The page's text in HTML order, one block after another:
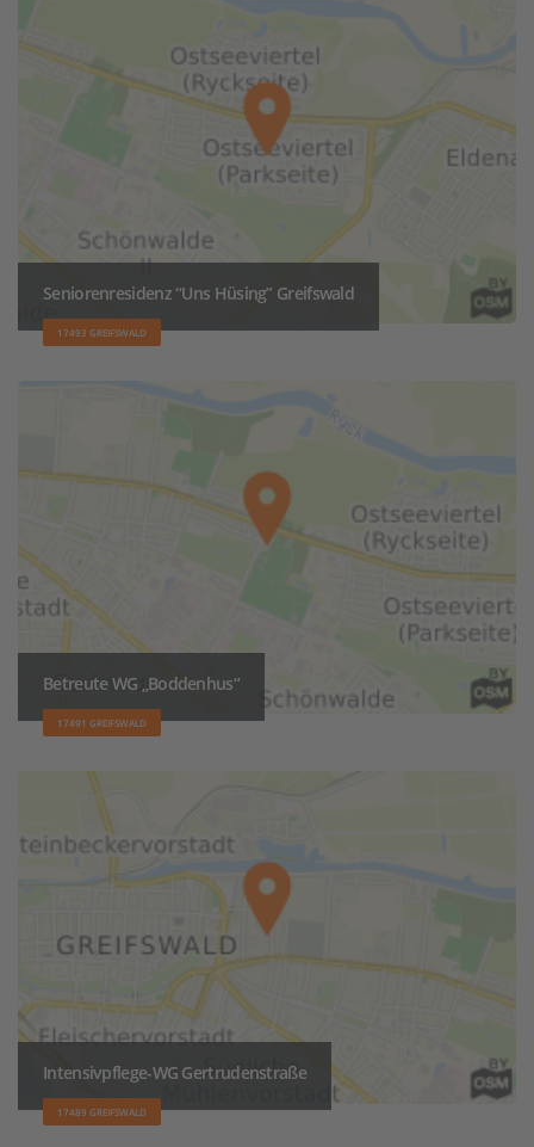
Seniorenresidenz “Uns Hüsing” Greifswald
17493 GREIFSWALD
Betreute WG „Boddenhus“
17491 GREIFSWALD
Intensivpflege-WG Gertrudenstraße
17489 GREIFSWALD